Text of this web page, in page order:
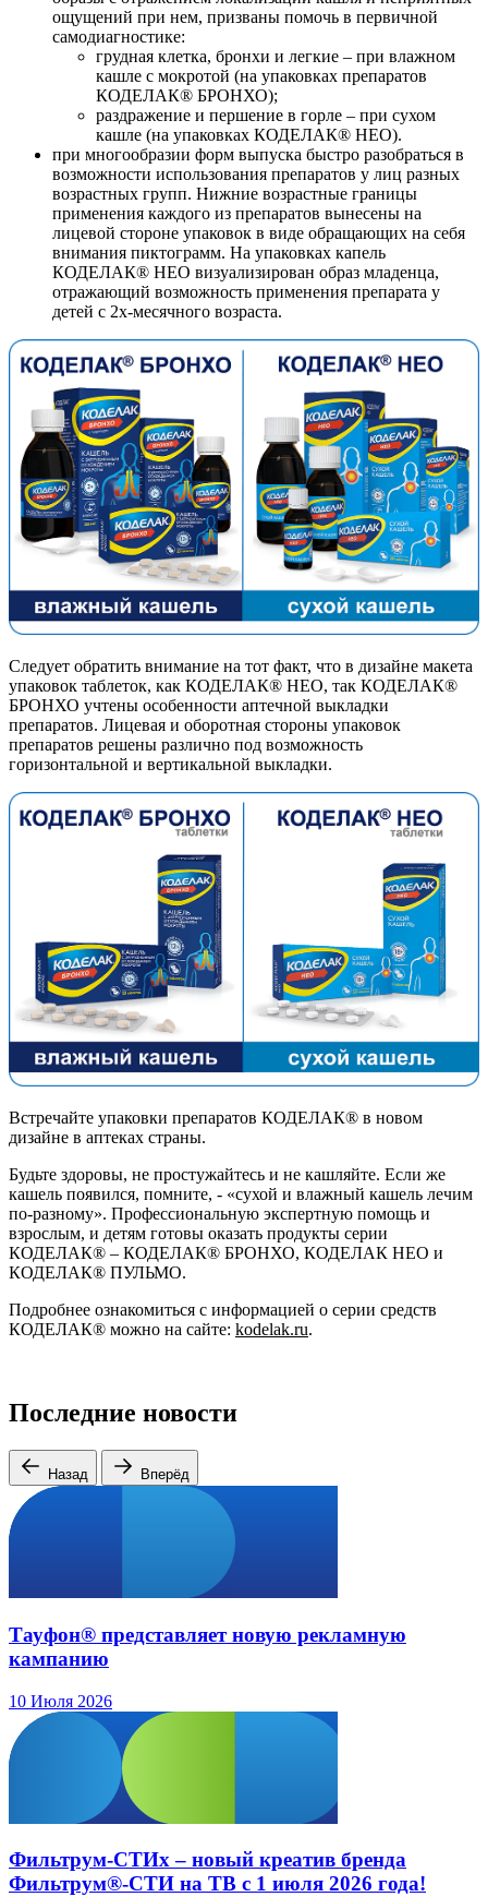
ощущений при нем, призваны помочь в первичной
самодиагностике:
грудная клетка, бронхи и легкие – при влажном
кашле с мокротой (на упаковках препаратов
КОДЕЛАК® БРОНХО);
раздражение и першение в горле – при сухом
кашле (на упаковках КОДЕЛАК® НЕО).
при многообразии форм выпуска быстро разобраться в
возможности использования препаратов у лиц разных
возрастных групп. Нижние возрастные границы
применения каждого из препаратов вынесены на
лицевой стороне упаковок в виде обращающих на себя
внимания пиктограмм. На упаковках капель
КОДЕЛАК® НЕО визуализирован образ младенца,
отражающий возможность применения препарата у
детей с 2х-месячного возраста.
Следует обратить внимание на тот факт, что в дизайне макета
упаковок таблеток, как КОДЕЛАК® НЕО, так КОДЕЛАК®
БРОНХО учтены особенности аптечной выкладки
препаратов. Лицевая и оборотная стороны упаковок
препаратов решены различно под возможность
горизонтальной и вертикальной выкладки.
Встречайте упаковки препаратов КОДЕЛАК® в новом
дизайне в аптеках страны.
Будьте здоровы, не простужайтесь и не кашляйте. Если же
кашель появился, помните, - «сухой и влажный кашель лечим
по-разному». Профессиональную экспертную помощь и
взрослым, и детям готовы оказать продукты серии
КОДЕЛАК® – КОДЕЛАК® БРОНХО, КОДЕЛАК НЕО и
КОДЕЛАК® ПУЛЬМО.
Подробнее ознакомиться с информацией о серии средств
КОДЕЛАК® можно на сайте: kodelak.ru.
Последние новости
Назад Вперёд
Тауфон® представляет новую рекламную
кампанию
10 Июля 2026
Фильтрум-СТИх – новый креатив бренда
Фильтрум®-СТИ на ТВ с 1 июля 2026 года!